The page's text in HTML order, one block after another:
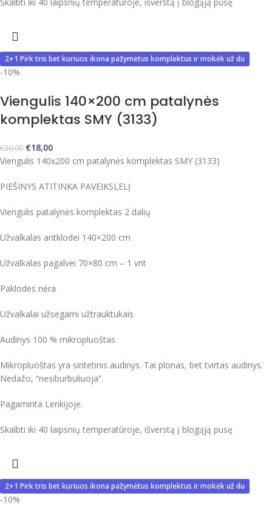
2+1 Pirk tris bet kuriuos ikona pažymėtus komplektus ir mokėk už du
-10%
Viengulis 140×200 cm patalynės
komplektas SMY (3133)
€20,00 €18,00
Viengulis 140x200 cm patalynės komplektas SMY (3133)
PIEŠINYS ATITINKA PAVEIKSLELĮ
Viengulis patalynės komplektas 2 dalių
Užvalkalas antklodei 140×200 cm
Užvalkalas pagalvei 70×80 cm – 1 vnt
Paklodės nėra
Užvalkalai užsegami užtrauktukais
Audinys 100 % mikropluoštas
Mikropluoštas yra sintetinis audinys. Tai plonas, bet tvirtas audinys.
Nedažo, “nesiburbuliuoja”.
Pagaminta Lenkijoje.
Skalbti iki 40 laipsnių temperatūroje, išverstą į blogąją pusę
2+1 Pirk tris bet kuriuos ikona pažymėtus komplektus ir mokėk už du
-10%